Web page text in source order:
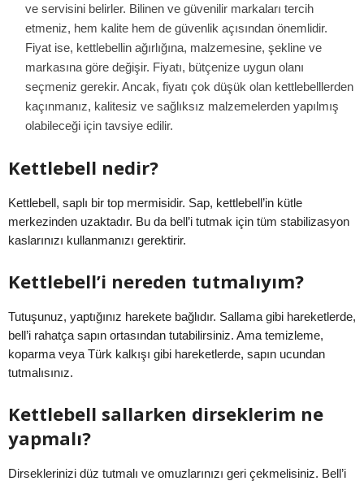
ve servisini belirler. Bilinen ve güvenilir markaları tercih
etmeniz, hem kalite hem de güvenlik açısından önemlidir.
Fiyat ise, kettlebellin ağırlığına, malzemesine, şekline ve
markasına göre değişir. Fiyatı, bütçenize uygun olanı
seçmeniz gerekir. Ancak, fiyatı çok düşük olan kettlebelllerden
kaçınmanız, kalitesiz ve sağlıksız malzemelerden yapılmış
olabileceği için tavsiye edilir.
Kettlebell nedir?
Kettlebell, saplı bir top mermisidir. Sap, kettlebell’in kütle
merkezinden uzaktadır. Bu da bell’i tutmak için tüm stabilizasyon
kaslarınızı kullanmanızı gerektirir.
Kettlebell’i nereden tutmalıyım?
Tutuşunuz, yaptığınız harekete bağlıdır. Sallama gibi hareketlerde,
bell’i rahatça sapın ortasından tutabilirsiniz. Ama temizleme,
koparma veya Türk kalkışı gibi hareketlerde, sapın ucundan
tutmalısınız.
Kettlebell sallarken dirseklerim ne
yapmalı?
Dirseklerinizi düz tutmalı ve omuzlarınızı geri çekmelisiniz. Bell’i